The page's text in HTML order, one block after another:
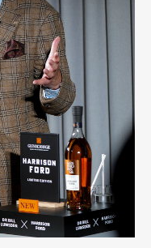
About
Pen tw